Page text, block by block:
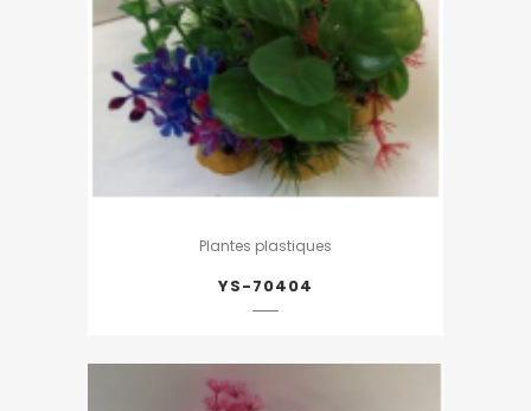
Plantes plastiques
YS-70404